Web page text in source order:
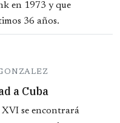
en 1973 y que
36 años.
a Cuba
XVI se encontrará